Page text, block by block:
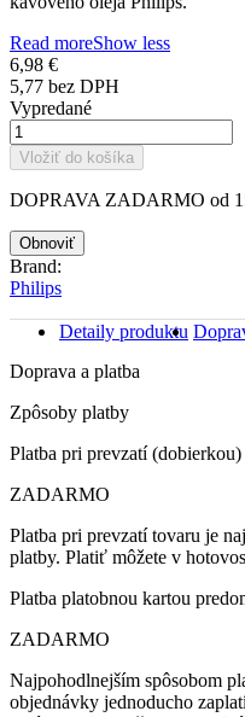
Read moreShow less
6,98 €
5,77 bez DPH
Vypredané
Vložiť do košíka
DOPRAVA ZADARMO od
Brand:
Philips
Detaily produktu
Doprava a platba
Zpôsoby platby
Platba pri prevzatí (dobierkou)
ZADARMO
Platba pri prevzatí tovaru je
platby. Platiť môžete v
Platba platobnou kartou
ZADARMO
Najpohodlnejším spôsobom
objednávky jednoducho